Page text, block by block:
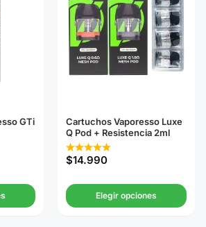
GTi
Cartuchos Vaporesso Luxe
Q Pod + Resistencia 2ml
$14.990
Elegir opciones